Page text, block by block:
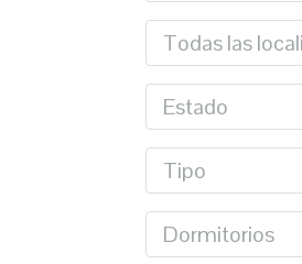
Todas las
Estado
Tipo
Dormitorios